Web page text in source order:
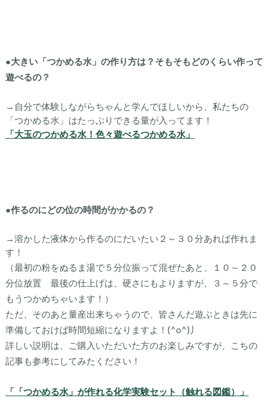
●大きい「つかめる水」の作り方は？そもそもどのくらい作って
遊べるの？
→自分で体験しながらちゃんと学んでほしいから、私たちの
「つかめる水」はたっぷりできる量が入ってます！
「大玉のつかめる水！色々遊べるつかめる水」
●作るのにどの位の時間がかかるの？
→溶かした液体から作るのにだいたい２～３０分あれば作れま
す！
（最初の粉をぬるま湯で５分位振って混ぜたあと、１０～２０
分位放置 最後の仕上げは、硬さにもよりますが、３～５分で
もうつかめちゃいます！）
ただ、そのあと量産出来ちゃうので、皆さんだ遊ぶときは先に
準備しておけば時間短縮になりますよ！(^o^)丿
詳しい説明は、ご購入いただいた方のお楽しみですが、こちの
記事も参考にしてみたください！
「「つかめる水」が作れる化学実験セット（触れる図鑑）」